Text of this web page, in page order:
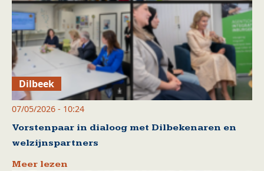
Dilbeek
07/05/2026 - 10:24
Vorstenpaar in dialoog met Dilbekenaren en
welzijnspartners
Meer lezen